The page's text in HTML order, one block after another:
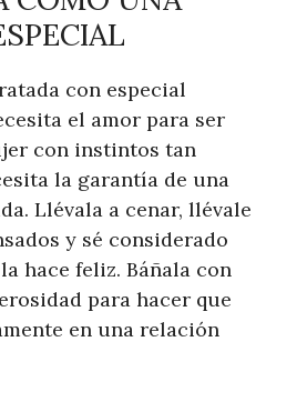
con especial
el amor para ser
con instintos tan
la garantía de una
Llévala a cenar, llévale
​​y sé considerado
hace feliz. Báñala con
para hacer que
en una relación